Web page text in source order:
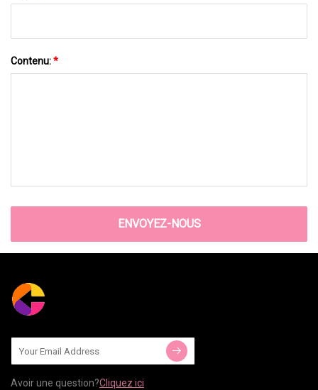
Contenu:*
ENVOYEZ-NOUS
Avoir une question?Cliquez ici